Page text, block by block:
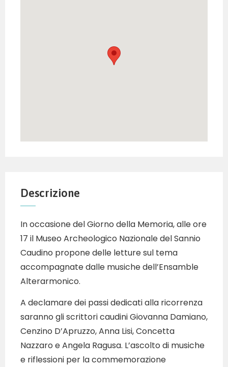
Descrizione
In occasione del Giorno della Memoria, alle ore
17 il Museo Archeologico Nazionale del Sannio
Caudino propone delle letture sul tema
accompagnate dalle musiche dell’Ensamble
Alterarmonico.
A declamare dei passi dedicati alla ricorrenza
saranno gli scrittori caudini Giovanna Damiano,
Cenzino D’Apruzzo, Anna Lisi, Concetta
Nazzaro e Angela Ragusa. L’ascolto di musiche
e riflessioni per la commemorazione